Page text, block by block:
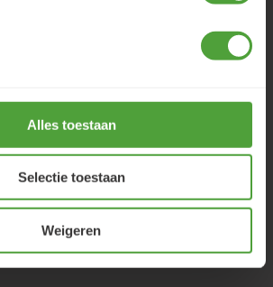
Alles toestaan
Selectie toestaan
Weigeren
75
di-vrij 9:00 - 17:30, za 9:00 - 17:00u)